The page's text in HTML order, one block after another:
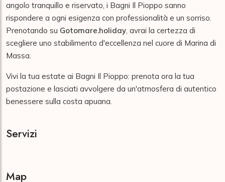
angolo tranquillo e riservato, i Bagni Il Pioppo sanno
rispondere a ogni esigenza con professionalità e un sorriso.
Prenotando su Gotomare.holiday, avrai la certezza di
scegliere uno stabilimento d'eccellenza nel cuore di Marina di
Massa.
Vivi la tua estate ai Bagni Il Pioppo: prenota ora la tua
postazione e lasciati avvolgere da un'atmosfera di autentico
benessere sulla costa apuana.
Servizi
Map